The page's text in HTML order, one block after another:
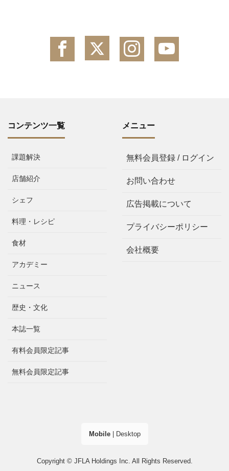
コンテンツ一覧
課題解決
店舗紹介
シェフ
料理・レシピ
食材
アカデミー
ニュース
歴史・文化
本誌一覧
有料会員限定記事
無料会員限定記事
メニュー
無料会員登録 / ログイン
お問い合わせ
広告掲載について
プライバシーポリシー
会社概要
Mobile| Desktop
Copyright © JFLA Holdings Inc. All Rights Reserved.